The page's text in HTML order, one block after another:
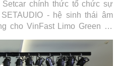
chính thức tổ chức sự
- hệ sinh thái âm
cho VinFast Limo Green và
đồng.